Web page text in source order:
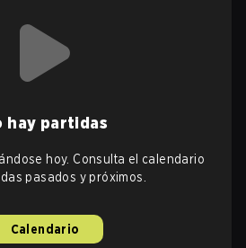
hay partidas
hoy. Consulta el calendario
pasados y próximos.
Calendario